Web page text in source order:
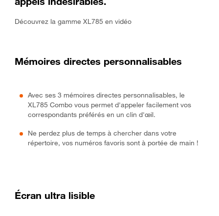
Découvrez la gamme XL785 en vidéo
Mémoires directes personnalisables
Avec ses 3 mémoires directes personnalisables, le
XL785 Combo vous permet d'appeler facilement vos
correspondants préférés en un clin d'œil.
Ne perdez plus de temps à chercher dans votre
répertoire, vos numéros favoris sont à portée de main !
Écran ultra lisible